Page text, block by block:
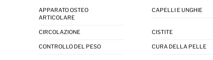
APPARATO OSTEO
ARTICOLARE
CAPELLI E UNGHIE
CIRCOLAZIONE CISTITE
CONTROLLO DEL PESO CURA DELLA PELLE